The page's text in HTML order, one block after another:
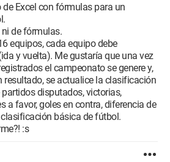
Excel con fórmulas para un
ni de fórmulas.
equipos, cada equipo debe
y vuelta). Me gustaría que una vez
el campeonato se genere y,
resultado, se actualice la clasificación
disputados, victorias,
a favor, goles en contra, diferencia de
básica de fútbol.
:s